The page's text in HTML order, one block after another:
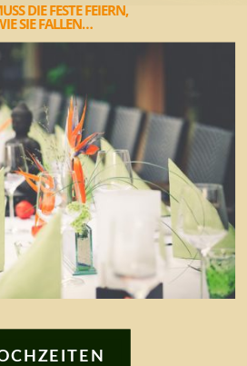
DIE FESTE FEIERN,
SIE FALLEN…